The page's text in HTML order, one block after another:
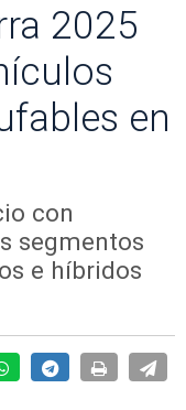
2025
en
con
segmentos
e híbridos